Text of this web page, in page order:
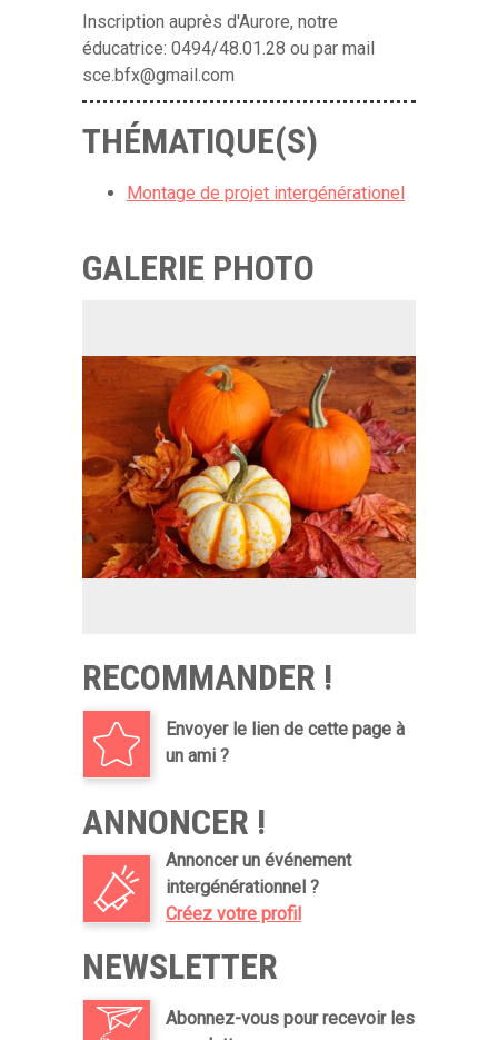
Inscription auprès d'Aurore, notre
éducatrice: 0494/48.01.28 ou par mail
sce.bfx@gmail.com
THÉMATIQUE(S)
Montage de projet intergénérationel
GALERIE PHOTO
RECOMMANDER !
Envoyer le lien de cette page à
un ami ?
ANNONCER !
Annoncer un événement
intergénérationnel ?
Créez votre profil
NEWSLETTER
Abonnez-vous pour recevoir les